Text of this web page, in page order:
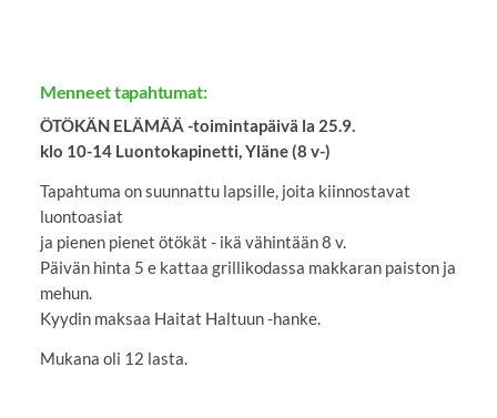
Menneet tapahtumat:
ÖTÖKÄN ELÄMÄÄ -toimintapäivä la 25.9.
klo 10-14 Luontokapinetti, Yläne (8 v-)
Tapahtuma on suunnattu lapsille, joita kiinnostavat
luontoasiat
ja pienen pienet ötökät - ikä vähintään 8 v.
Päivän hinta 5 e kattaa grillikodassa makkaran paiston ja
mehun.
Kyydin maksaa Haitat Haltuun -hanke.
Mukana oli 12 lasta.